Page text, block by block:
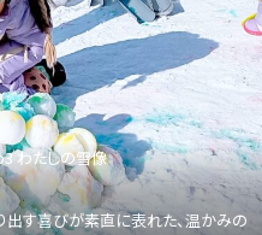
わたしの雪像
す喜びが素直に表れた、温かみの